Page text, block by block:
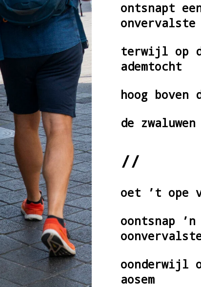
ontsnapt
onvervalste
terwijl op
ademtocht
hoog boven
de
//
oet ’t ope
oontsnap ’n
oonderwijl
aosem